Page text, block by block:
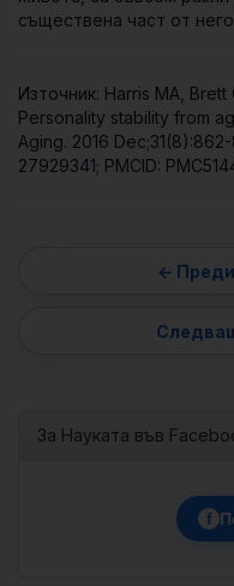
съществена част от
Източник: Harris MA,
Personality stability from
Aging. 2016
27929341; PMCID:
За Науката във
f